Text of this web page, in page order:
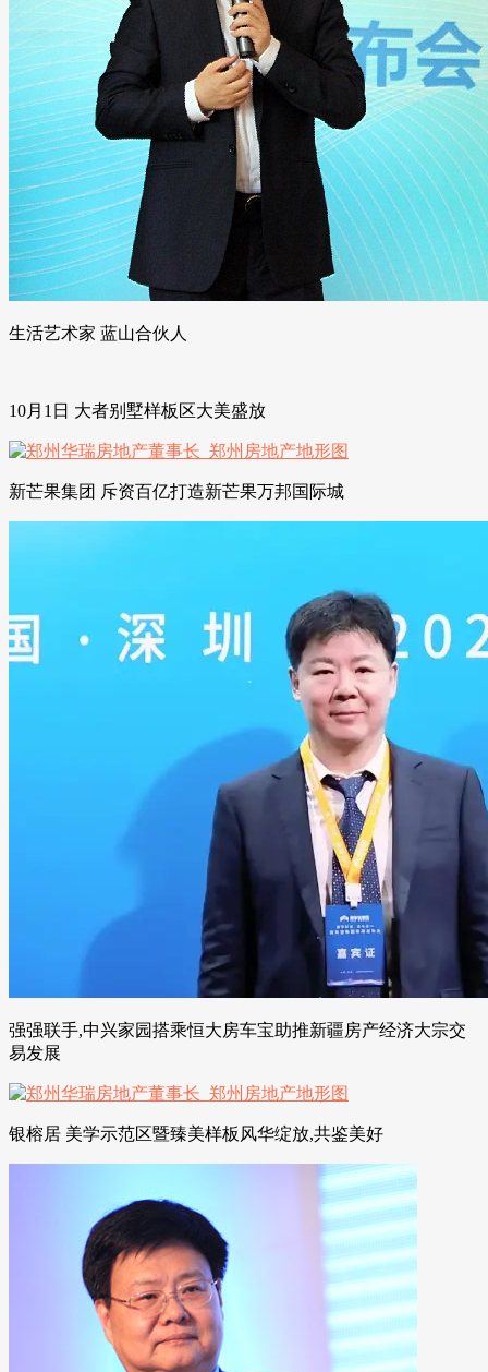
生活艺术家 蓝山合伙人
10月1日 大者别墅样板区大美盛放
新芒果集团 斥资百亿打造新芒果万邦国际城
强强联手,中兴家园搭乘恒大房车宝助推新疆房产经济大宗交
易发展
银榕居 美学示范区暨臻美样板风华绽放,共鉴美好